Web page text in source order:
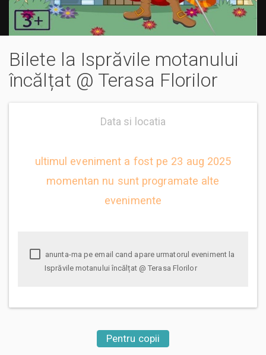
Bilete la Isprăvile motanului
încălțat @ Terasa Florilor
Data si locatia
ultimul eveniment a fost pe 23 aug 2025
momentan nu sunt programate alte
evenimente
Isprăvile motanului încălțat @ Terasa Florilor
Pentru copii